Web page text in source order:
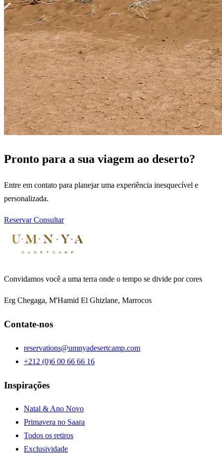
Pronto para a sua viagem ao deserto?
Entre em contato para planejar uma experiência inesquecível e
personalizada.
ReservarConsultar
Convidamos você a uma terra onde o tempo se divide por cores
Erg Chegaga, M'Hamid El Ghizlane, Marrocos
Contate-nos
reservations@umnyadesertcamp.com
+212 (0)6 00 66 66 16
Inspirações
Natal & Ano Novo
Primavera no Saara
Todos os retiros
Exclusividade